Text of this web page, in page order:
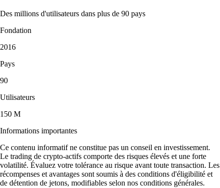
Des millions d'utilisateurs dans plus de 90 pays
Fondation
2016
Pays
90
Utilisateurs
150 M
Informations importantes
Ce contenu informatif ne constitue pas un conseil en investissement.
Le trading de crypto-actifs comporte des risques élevés et une forte
volatilité. Évaluez votre tolérance au risque avant toute transaction. Les
récompenses et avantages sont soumis à des conditions d'éligibilité et
de détention de jetons, modifiables selon nos conditions générales.